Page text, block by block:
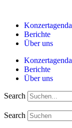
springenKonzertagenda
Berichte
Über uns
Konzertagenda
Berichte
Über uns
Search
Search